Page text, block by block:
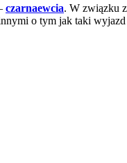
czarnaewcia. W związku
o tym jak taki